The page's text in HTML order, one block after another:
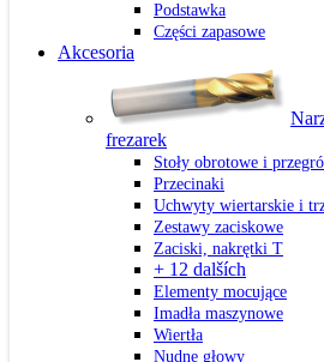
Podstawka
Części zapasowe
Akcesoria
frezarek
Stoły obrotowe i
Przecinaki
Uchwyty wiertarskie i
Zestawy zaciskowe
Zaciski, nakrętki T
+ 12 dalších
Elementy mocujące
Imadła maszynowe
Wiertła
Nudne głowy